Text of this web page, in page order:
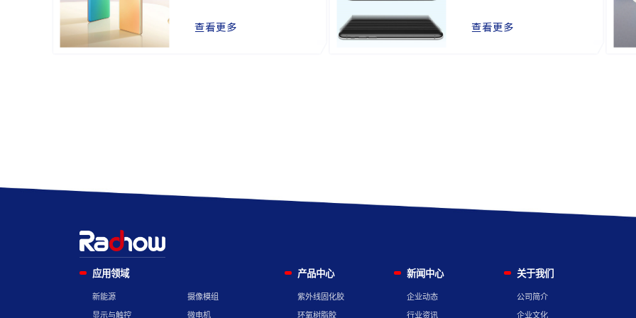
查看更多 查看更多
应用领域
新能源
摄像模组
显示与触控
微电机
产品中心
紫外线固化胶
环氧树脂胶
新闻中心
企业动态
行业资讯
关于我们
公司简介
企业文化